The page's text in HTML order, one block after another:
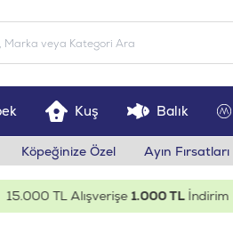
Kuş Balık
Köpeğinize Özel Ayın Fırsatları
TL Alışverişe1.000 TLİndirim